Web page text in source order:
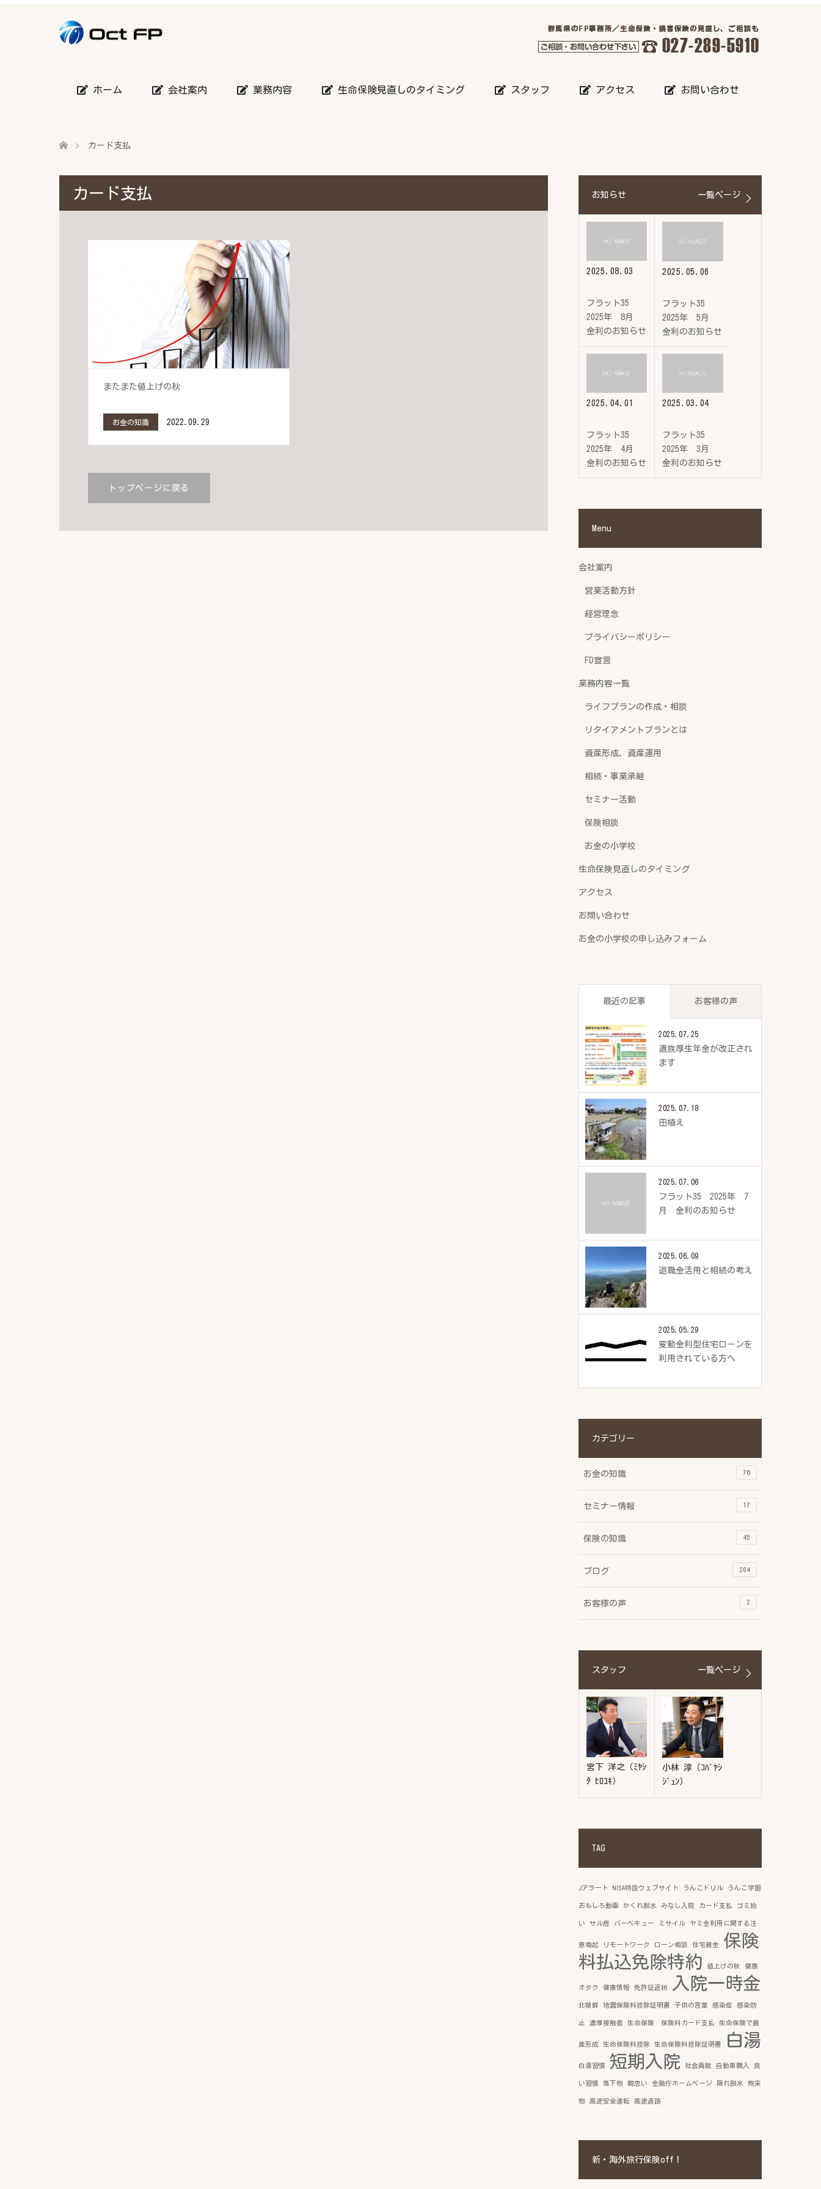
ホーム 会社案内 業務内容 生命保険見直しのタイミング スタッフ アクセス お問い合わせ
カード支払
カード支払
またまた値上げの秋
お金の知識 2022.09.29
トップページに戻る
お知らせ 一覧ページ
2025.08.03
フラット35
2025年 8月
金利のお知らせ
2025.05.06
フラット35
2025年 5月
金利のお知らせ
2025.04.01
フラット35
2025年 4月
金利のお知らせ
2025.03.04
フラット35
2025年 3月
金利のお知らせ
Menu
会社案内
営業活動方針
経営理念
プライバシーポリシー
FD宣言
業務内容一覧
ライフプランの作成・相談
リタイアメントプランとは
資産形成、資産運用
相続・事業承継
セミナー活動
保険相談
お金の小学校
生命保険見直しのタイミング
アクセス
お問い合わせ
お金の小学校の申し込みフォーム
最近の記事 お客様の声
2025.07.25
遺族厚生年金が改正され
ます
2025.07.18
田植え
2025.07.06
フラット35 2025年 7
月 金利のお知らせ
2025.06.09
退職金活用と相続の考え
2025.05.29
変動金利型住宅ローンを
利用されている方へ
カテゴリー
お金の知識 76
セミナー情報 17
保険の知識 45
ブログ 204
お客様の声 2
スタッフ 一覧ページ
宮下 洋之（ﾐﾔｼ
ﾀ ﾋﾛﾕｷ）
小林 淳（ｺﾊﾞﾔｼ
ｼﾞｭﾝ）
TAG
Jアラート NISA特設ウェブサイト うんこドリル うんこ学園
おもしろ動画 かくれ脱水 みなし入院 カード支払 ゴミ拾
い サル痘 バーベキュー ミサイル ヤミ金利用に関する注
意喚起 リモートワーク ローン相談 住宅資金
保険
料払込免除特約
値上げの秋 健康
オタク 健康情報 免許証返納 入院一時金
北朝鮮 地震保険料控除証明書 子供の言葉 感染症 感染防
止 濃厚接触者 生命保険 保険料カード支払 生命保険で資
産形成 生命保険料控除 生命保険料控除証明書 白湯
白湯習慣 短期入院 社会貢献 自動車購入 良
い習慣 落下物 親思い 金融庁ホームページ 隠れ脱水 飛来
物 高速安全運転 高速道路
新・海外旅行保険off！